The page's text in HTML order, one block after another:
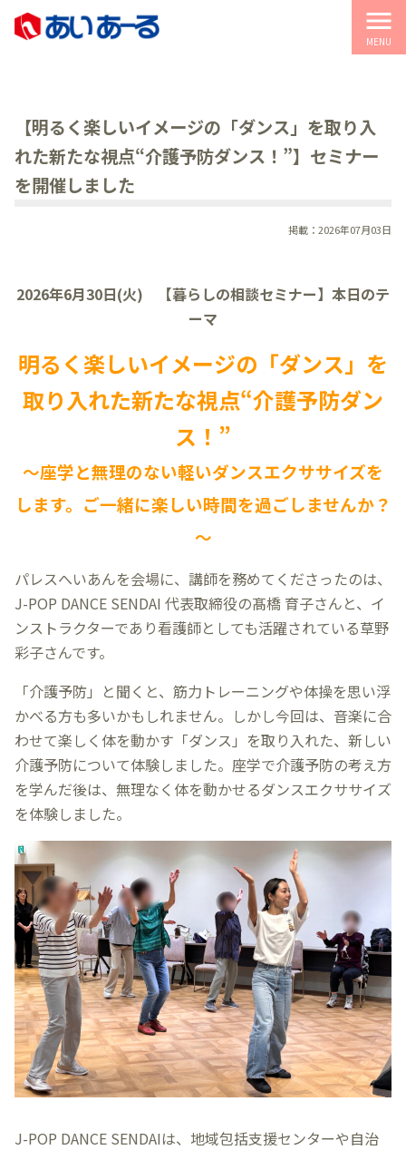
menu
MENU
【明るく楽しいイメージの「ダンス」を取り入
れた新たな視点“介護予防ダンス！”】セミナー
を開催しました
掲載：2026年07月03日
2026年6月30日(火) 【暮らしの相談セミナー】本日のテ
ーマ
明るく楽しいイメージの「ダンス」を
取り入れた新たな視点“介護予防ダン
ス！”
～座学と無理のない軽いダンスエクササイズを
します。ご一緒に楽しい時間を過ごしませんか？
～
パレスへいあんを会場に、講師を務めてくださったのは、
J-POP DANCE SENDAI 代表取締役の髙橋 育子さんと、イ
ンストラクターであり看護師としても活躍されている草野
彩子さんです。
「介護予防」と聞くと、筋力トレーニングや体操を思い浮
かべる方も多いかもしれません。しかし今回は、音楽に合
わせて楽しく体を動かす「ダンス」を取り入れた、新しい
介護予防について体験しました。座学で介護予防の考え方
を学んだ後は、無理なく体を動かせるダンスエクササイズ
を体験しました。
J-POP DANCE SENDAIは、地域包括支援センターや自治